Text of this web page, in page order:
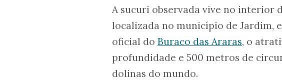
A sucuri observada vive no interior
localizada no município de Jardim,
oficial do Buraco das Araras, o
profundidade e 500 metros de
dolinas do mundo.